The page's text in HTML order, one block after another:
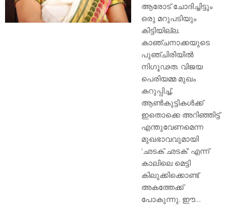
ആരോട് ചോദിച്ചിട്ടും
ഒരു മറുപടിയും
കിട്ടിയില്ല.
കാഞ്ചനാക്കയുടെ
പുഞ്ചിരിയില്‍
നിഗൂഢത. വിജയ
പെരിയമ്മ മുഖം
കറുപ്പിച്ച്,
ആണ്‍കുട്ടികള്‍ക്ക്
ഇതൊക്കെ അറിഞ്ഞിട്ട്
എന്തുവേണമെന്ന
മുഖഭാവവുമായി
'ഛടക് ഛടക്' എന്ന്
കാലിലെ മെട്ടി
കിലുക്കിക്കൊണ്ട്
അകത്തേക്ക്
പോകുന്നു. ഈ…